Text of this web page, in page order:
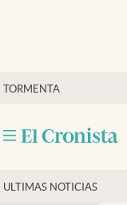
TORMENTA
Economía y finanzas
Criptomonedas
ULTIMAS NOTICIAS